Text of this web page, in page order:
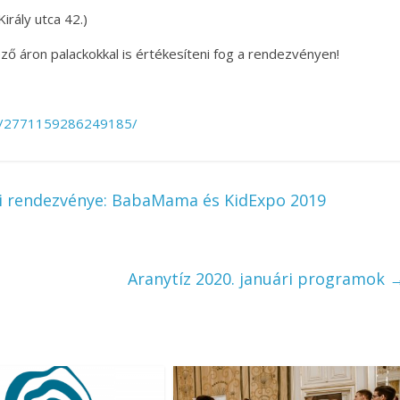
utca 42.)
áron palackokkal is értékesíteni fog a rendezvényen!
BabaMama és KidExpo 2019
Aranytíz 2020. januári programok